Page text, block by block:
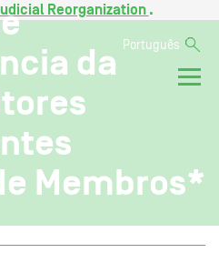
Reorganization .
Português
da
Membros*